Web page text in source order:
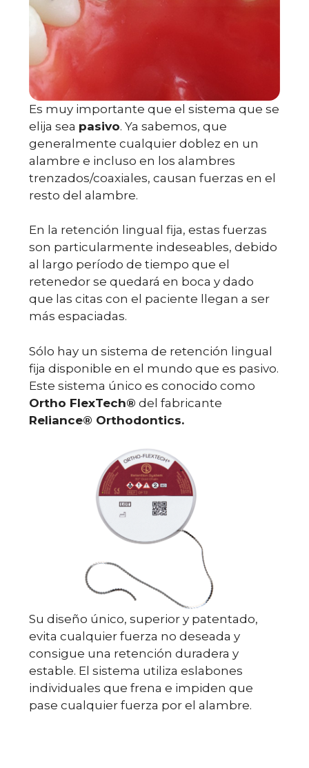
Es muy importante que el sistema que se
elija sea pasivo. Ya sabemos, que
generalmente cualquier doblez en un
alambre e incluso en los alambres
trenzados/coaxiales, causan fuerzas en el
resto del alambre.
En la retención lingual fija, estas fuerzas
son particularmente indeseables, debido
al largo período de tiempo que el
retenedor se quedará en boca y dado
que las citas con el paciente llegan a ser
más espaciadas.
Sólo hay un sistema de retención lingual
fija disponible en el mundo que es pasivo.
Este sistema único es conocido como
Ortho FlexTech® del fabricante
Reliance® Orthodontics.
Su diseño único, superior y patentado,
evita cualquier fuerza no deseada y
consigue una retención duradera y
estable. El sistema utiliza eslabones
individuales que frena e impiden que
pase cualquier fuerza por el alambre.